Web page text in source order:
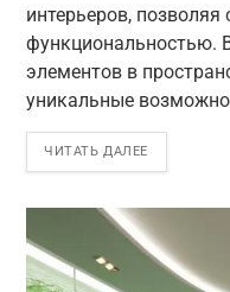
интерьеров, позволяя
функциональностью.
элементов в
уникальные
ЧИТАТЬ ДАЛЕЕ